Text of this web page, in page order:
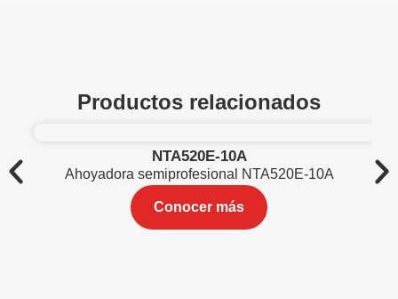
Productos relacionados
NTA520E-10A
Ahoyadora semiprofesional NTA520E-10A
Conocer más